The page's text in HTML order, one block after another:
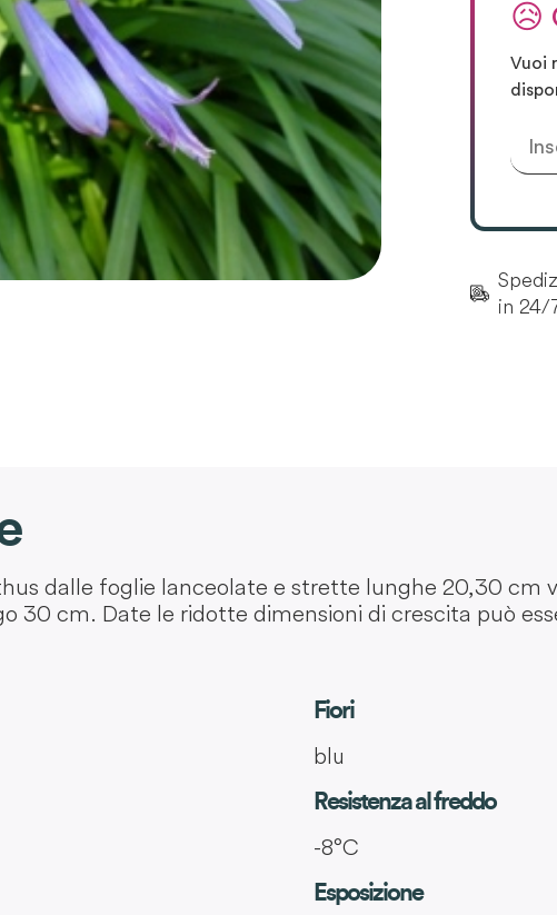
😥
Vuoi
in 24/
dalle foglie lanceolate e strette lunghe 20,30 cm
30 cm. Date le ridotte dimensioni di crescita può
Fiori
blu
Resistenza al freddo
-8°C
Esposizione